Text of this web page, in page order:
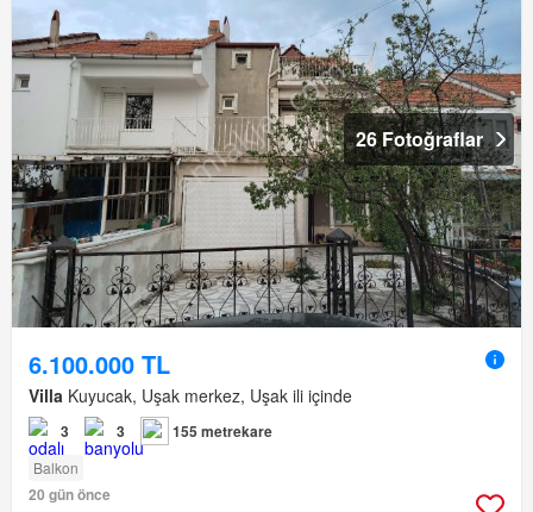
26 Fotoğraflar
6.100.000 TL
Villa Kuyucak, Uşak merkez, Uşak ili içinde
3 3 155 metrekare
Balkon
20 gün önce